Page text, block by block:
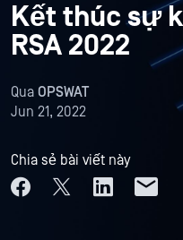
Kết thúc sự
RSA 2022
Qua OPSWAT
Jun 21, 2022
Chia sẻ bài viết này